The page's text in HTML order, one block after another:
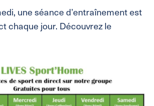
une séance d’entraînement est
chaque jour. Découvrez le